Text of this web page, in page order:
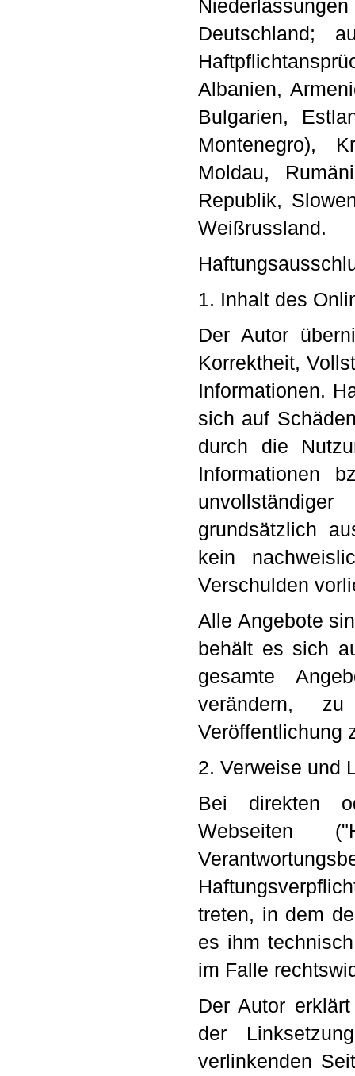
Deutschland;
Albanien,
Bulgarien,
Montenegro),
Moldau,
Republik,
Weißrussland.
1. Inhalt des
Der Autor
Korrektheit,
Informationen.
sich auf
durch die
Informationen
grundsätzlich
kein
Verschulden
Alle Angebote
behält es sich
gesamte
verändern,
Veröffentlichung
2. Verweise und
Bei direkten
Webseiten
treten, in dem
es ihm
im Falle
Der Autor
der
verlinkenden